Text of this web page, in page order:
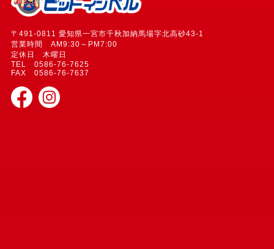
〒491-0811 愛知県一宮市千秋加納馬場字北高砂43-1
営業時間 AM9:30～PM7:00
定休日 木曜日
TEL 0586-76-7625
FAX 0586-76-7637